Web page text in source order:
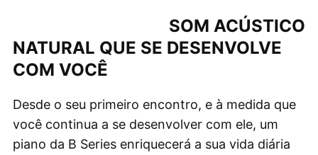
SOM ACÚSTICO
NATURAL QUE SE DESENVOLVE
COM VOCÊ
Desde o seu primeiro encontro, e à medida que
você continua a se desenvolver com ele, um
piano da B Series enriquecerá a sua vida diária